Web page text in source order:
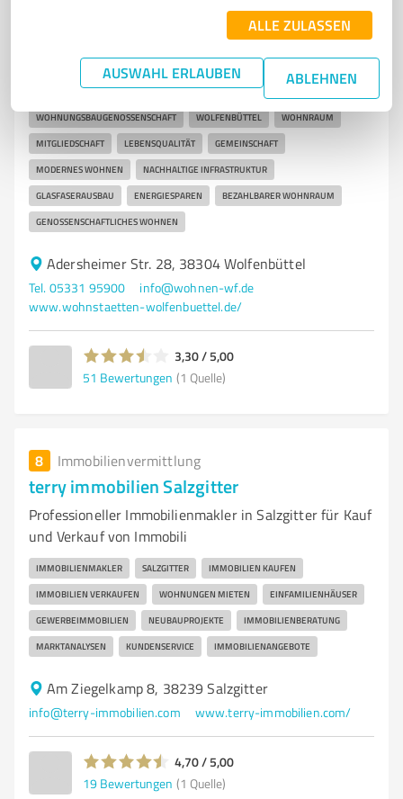
ALLE ZULASSEN
AUSWAHL ERLAUBEN ABLEHNEN
Gemeinnützige Wohnstätten eG
Wohnungsbaugenossenschaft in Wolfenbüttel mit
attraktiven Wohnmöglichkeiten
WOHNUNGSBAUGENOSSENSCHAFT WOLFENBÜTTEL WOHNRAUM
MITGLIEDSCHAFT LEBENSQUALITÄT GEMEINSCHAFT
MODERNES WOHNEN NACHHALTIGE INFRASTRUKTUR
GLASFASERAUSBAU ENERGIESPAREN BEZAHLBARER WOHNRAUM
GENOSSENSCHAFTLICHES WOHNEN
Adersheimer Str. 28, 38304 Wolfenbüttel
Tel. 05331 95900
info@wohnen-wf.de
www.wohnstaetten-wolfenbuettel.de/
3,30 / 5,00
51 Bewertungen (1 Quelle)
8 Immobilienvermittlung
terry immobilien Salzgitter
Professioneller Immobilienmakler in Salzgitter für Kauf
und Verkauf von Immobili
IMMOBILIENMAKLER SALZGITTER IMMOBILIEN KAUFEN
IMMOBILIEN VERKAUFEN WOHNUNGEN MIETEN EINFAMILIENHÄUSER
GEWERBEIMMOBILIEN NEUBAUPROJEKTE IMMOBILIENBERATUNG
MARKTANALYSEN KUNDENSERVICE IMMOBILIENANGEBOTE
Am Ziegelkamp 8, 38239 Salzgitter
info@terry-immobilien.com www.terry-immobilien.com/
4,70 / 5,00
19 Bewertungen (1 Quelle)